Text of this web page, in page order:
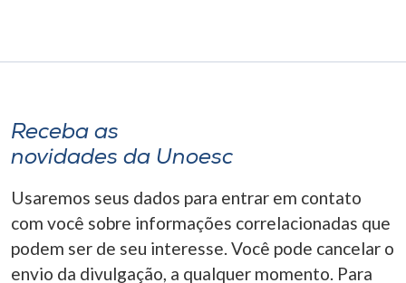
Receba as
novidades da Unoesc
Usaremos seus dados para entrar em contato
com você sobre informações correlacionadas que
podem ser de seu interesse. Você pode cancelar o
envio da divulgação, a qualquer momento. Para